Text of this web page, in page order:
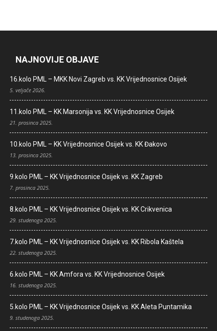
NAJNOVIJE OBJAVE
16.kolo PML – MKK Novi Zagreb vs. KK Vrijednosnice Osijek
5. veljače 2026.
11.kolo PML – KK Marsonija vs. KK Vrijednosnice Osijek
21. prosinca 2025.
10.kolo PML – KK Vrijednosnice Osijek vs. KK Đakovo
13. prosinca 2025.
9.kolo PML – KK Vrijednosnice Osijek vs. KK Zagreb
7. prosinca 2025.
8.kolo PML – KK Vrijednosnice Osijek vs. KK Crikvenica
29. studenoga 2025.
7.kolo PML – KK Vrijednosnice Osijek vs. KK Ribola Kaštela
22. studenoga 2025.
6.kolo PML – KK Amfora vs. KK Vrijednosnice Osijek
16. studenoga 2025.
5.kolo PML – KK Vrijednosnice Osijek vs. KK Aleta Puntamika
9. studenoga 2025.